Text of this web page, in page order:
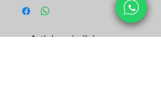
Articles similaires